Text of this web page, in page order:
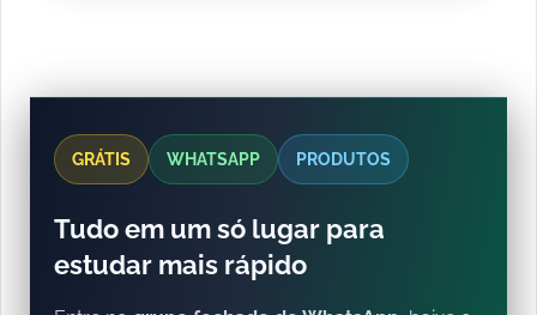
GRÁTIS WHATSAPP PRODUTOS
Tudo em um só lugar para
estudar mais rápido